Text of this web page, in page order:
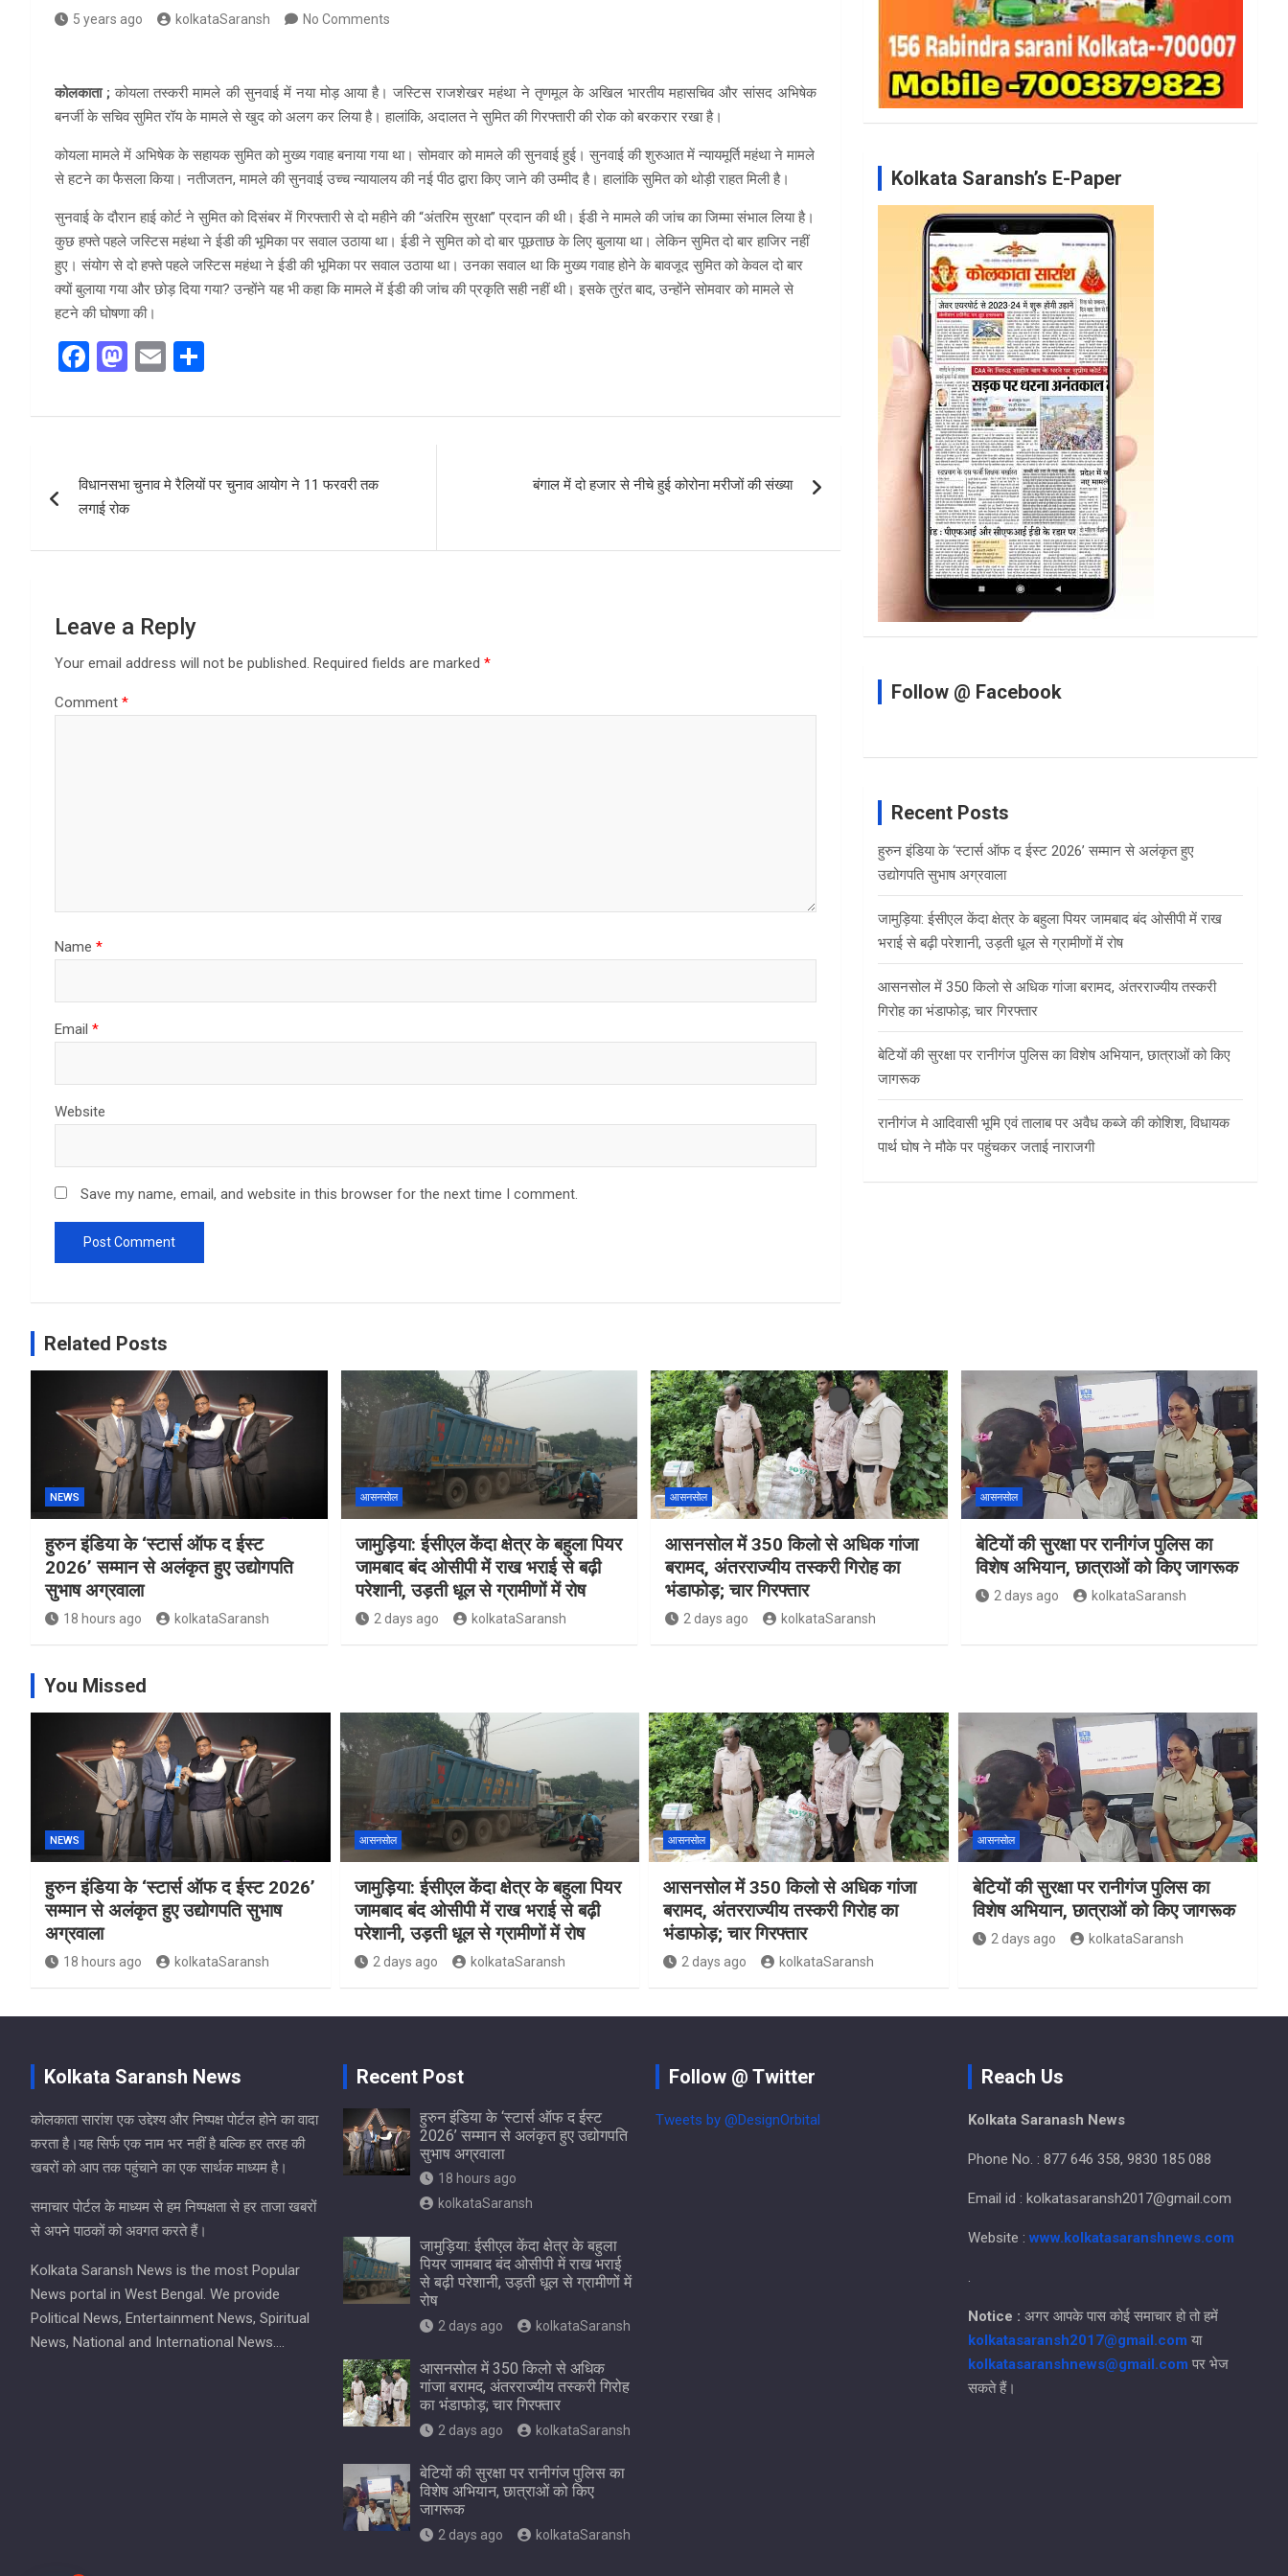
5 years ago kolkataSaransh No Comments
कोलकाता ; कोयला तस्करी मामले की सुनवाई में नया मोड़ आया है। जस्टिस राजशेखर महंथा ने तृणमूल के अखिल भारतीय महासचिव और सांसद अभिषेक
बनर्जी के सचिव सुमित रॉय के मामले से खुद को अलग कर लिया है। हालांकि, अदालत ने सुमित की गिरफ्तारी की रोक को बरकरार रखा है।
कोयला मामले में अभिषेक के सहायक सुमित को मुख्य गवाह बनाया गया था। सोमवार को मामले की सुनवाई हुई। सुनवाई की शुरुआत में न्यायमूर्ति महंथा ने मामले
से हटने का फैसला किया। नतीजतन, मामले की सुनवाई उच्च न्यायालय की नई पीठ द्वारा किए जाने की उम्मीद है। हालांकि सुमित को थोड़ी राहत मिली है।
सुनवाई के दौरान हाई कोर्ट ने सुमित को दिसंबर में गिरफ्तारी से दो महीने की “अंतरिम सुरक्षा” प्रदान की थी। ईडी ने मामले की जांच का जिम्मा संभाल लिया है।
कुछ हफ्ते पहले जस्टिस महंथा ने ईडी की भूमिका पर सवाल उठाया था। ईडी ने सुमित को दो बार पूछताछ के लिए बुलाया था। लेकिन सुमित दो बार हाजिर नहीं
हुए। संयोग से दो हफ्ते पहले जस्टिस महंथा ने ईडी की भूमिका पर सवाल उठाया था। उनका सवाल था कि मुख्य गवाह होने के बावजूद सुमित को केवल दो बार
क्यों बुलाया गया और छोड़ दिया गया? उन्होंने यह भी कहा कि मामले में ईडी की जांच की प्रकृति सही नहीं थी। इसके तुरंत बाद, उन्होंने सोमवार को मामले से
हटने की घोषणा की।
F
ce
o
o
k
M
st
d
o
n
E
ail ar
navigation
विधानसभा चुनाव मे रैलियों पर चुनाव आयोग ने 11 फरवरी तक
लगाई रोक
बंगाल में दो हजार से नीचे हुई कोरोना मरीजों की संख्या
Leave a Reply
Your email address will not be published. Required fields are marked *
Comment *
Name *
Email *
Website
Save my name, email, and website in this browser for the next time I comment.
Kolkata Saransh’s E-Paper
Follow @ Facebook
Recent Posts
हुरुन इंडिया के ‘स्टार्स ऑफ द ईस्ट 2026’ सम्मान से अलंकृत हुए
उद्योगपति सुभाष अग्रवाला
जामुड़िया: ईसीएल केंदा क्षेत्र के बहुला पियर जामबाद बंद ओसीपी में राख
भराई से बढ़ी परेशानी, उड़ती धूल से ग्रामीणों में रोष
आसनसोल में 350 किलो से अधिक गांजा बरामद, अंतरराज्यीय तस्करी
गिरोह का भंडाफोड़; चार गिरफ्तार
बेटियों की सुरक्षा पर रानीगंज पुलिस का विशेष अभियान, छात्राओं को किए
जागरूक
रानीगंज मे आदिवासी भूमि एवं तालाब पर अवैध कब्जे की कोशिश, विधायक
पार्थ घोष ने मौके पर पहुंचकर जताई नाराजगी
Related Posts
NEWS
हुरुन इंडिया के ‘स्टार्स ऑफ द ईस्ट
2026’ सम्मान से अलंकृत हुए उद्योगपति
सुभाष अग्रवाला
18 hours ago kolkataSaransh
आसनसोल
जामुड़िया: ईसीएल केंदा क्षेत्र के बहुला पियर
जामबाद बंद ओसीपी में राख भराई से बढ़ी
परेशानी, उड़ती धूल से ग्रामीणों में रोष
2 days ago kolkataSaransh
आसनसोल
आसनसोल में 350 किलो से अधिक गांजा
बरामद, अंतरराज्यीय तस्करी गिरोह का
भंडाफोड़; चार गिरफ्तार
2 days ago kolkataSaransh
आसनसोल
बेटियों की सुरक्षा पर रानीगंज पुलिस का
विशेष अभियान, छात्राओं को किए जागरूक
2 days ago kolkataSaransh
You Missed
NEWS
हुरुन इंडिया के ‘स्टार्स ऑफ द ईस्ट 2026’
सम्मान से अलंकृत हुए उद्योगपति सुभाष
अग्रवाला
18 hours ago kolkataSaransh
आसनसोल
जामुड़िया: ईसीएल केंदा क्षेत्र के बहुला पियर
जामबाद बंद ओसीपी में राख भराई से बढ़ी
परेशानी, उड़ती धूल से ग्रामीणों में रोष
2 days ago kolkataSaransh
आसनसोल
आसनसोल में 350 किलो से अधिक गांजा
बरामद, अंतरराज्यीय तस्करी गिरोह का
भंडाफोड़; चार गिरफ्तार
2 days ago kolkataSaransh
आसनसोल
बेटियों की सुरक्षा पर रानीगंज पुलिस का
विशेष अभियान, छात्राओं को किए जागरूक
2 days ago kolkataSaransh
Kolkata Saransh News
कोलकाता सारांश एक उद्देश्य और निष्पक्ष पोर्टल होने का वादा
करता है।यह सिर्फ एक नाम भर नहीं है बल्कि हर तरह की
खबरों को आप तक पहुंचाने का एक सार्थक माध्यम है।
समाचार पोर्टल के माध्यम से हम निष्पक्षता से हर ताजा खबरों
से अपने पाठकों को अवगत करते हैं।
Kolkata Saransh News is the most Popular
News portal in West Bengal. We provide
Political News, Entertainment News, Spiritual
News, National and International News….
Recent Post
हुरुन इंडिया के ‘स्टार्स ऑफ द ईस्ट
2026’ सम्मान से अलंकृत हुए उद्योगपति
सुभाष अग्रवाला
18 hours ago
kolkataSaransh
जामुड़िया: ईसीएल केंदा क्षेत्र के बहुला
पियर जामबाद बंद ओसीपी में राख भराई
से बढ़ी परेशानी, उड़ती धूल से ग्रामीणों में
रोष
2 days ago kolkataSaransh
आसनसोल में 350 किलो से अधिक
गांजा बरामद, अंतरराज्यीय तस्करी गिरोह
का भंडाफोड़; चार गिरफ्तार
2 days ago kolkataSaransh
बेटियों की सुरक्षा पर रानीगंज पुलिस का
विशेष अभियान, छात्राओं को किए
जागरूक
2 days ago kolkataSaransh
Follow @ Twitter
Tweets by @DesignOrbital
Reach Us
Kolkata Saranash News
Phone No. : 877 646 358, 9830 185 088
Email id : kolkatasaransh2017@gmail.com
Website : www.kolkatasaranshnews.com
.
Notice : अगर आपके पास कोई समाचार हो तो हमें
kolkatasaransh2017@gmail.com या
kolkatasaranshnews@gmail.com पर भेज
सकते हैं।